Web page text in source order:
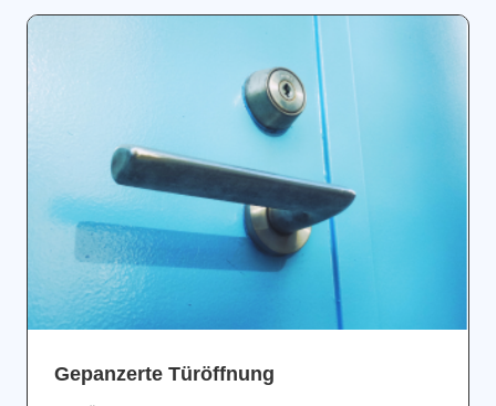
Gepanzerte Türöffnung